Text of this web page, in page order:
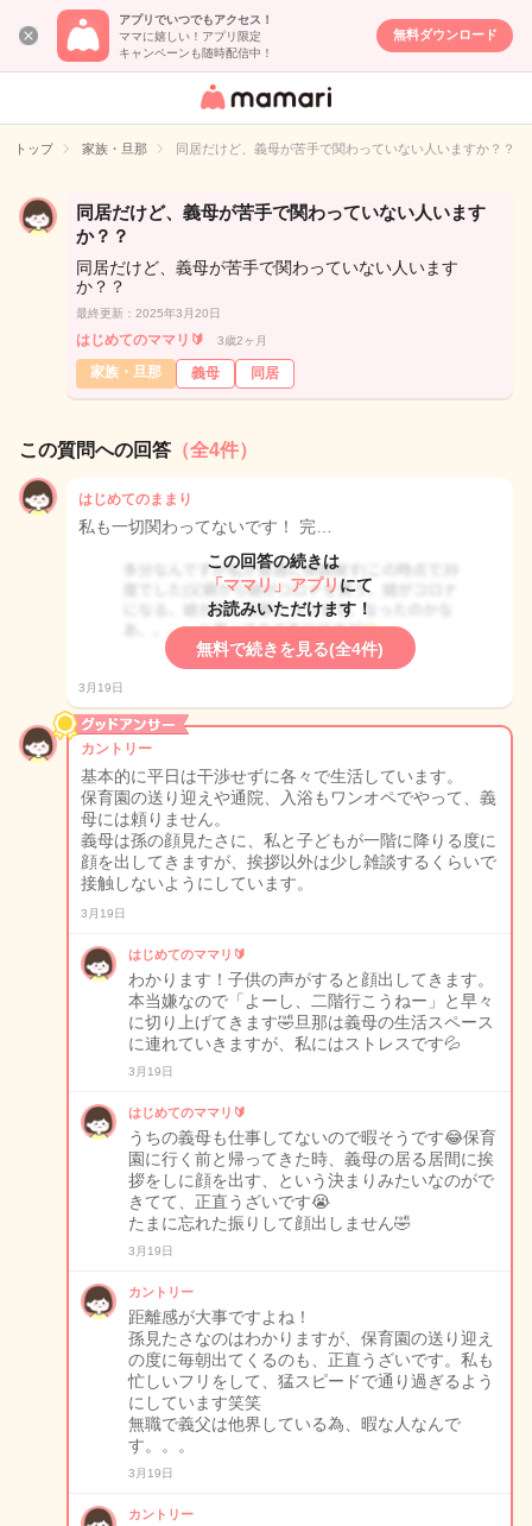
アプリでいつでもアクセス！
ママに嬉しい！アプリ限定
キャンペーンも随時配信中！
無料ダウンロード
女性専用匿名QA
イト
トップ 家族・旦那 同居だけど、義母が苦手で関わっていない人いますか？？
同居だけど、義母が苦手で関わっていない人います
か？？
同居だけど、義母が苦手で関わっていない人います
か？？
最終更新：2025年3月20日
はじめてのママリ🔰 3歳2ヶ月
家族・旦那 義母 同居
この質問への回答 （全4件）
はじめてのままり
私も一切関わってないです！ 完…
この回答の続きは
「ママリ」アプリ にて
お読みいただけます！
無料で続きを見る(全4件)
3月19日
カントリー
基本的に平日は干渉せずに各々で生活しています。
保育園の送り迎えや通院、入浴もワンオペでやって、義
母には頼りません。
義母は孫の顔見たさに、私と子どもが一階に降りる度に
顔を出してきますが、挨拶以外は少し雑談するくらいで
接触しないようにしています。
3月19日
はじめてのママリ🔰
わかります！子供の声がすると顔出してきます。
本当嫌なので「よーし、二階行こうねー」と早々
に切り上げてきます🤣旦那は義母の生活スペース
に連れていきますが、私にはストレスです💦
3月19日
はじめてのママリ🔰
うちの義母も仕事してないので暇そうです😂保育
園に行く前と帰ってきた時、義母の居る居間に挨
拶をしに顔を出す、という決まりみたいなのがで
きてて、正直うざいです😭
たまに忘れた振りして顔出しません🤣
3月19日
カントリー
距離感が大事ですよね！
孫見たさなのはわかりますが、保育園の送り迎え
の度に毎朝出てくるのも、正直うざいです。私も
忙しいフリをして、猛スピードで通り過ぎるよう
にしています笑笑
無職で義父は他界している為、暇な人なんで
す。。。
3月19日
カントリー